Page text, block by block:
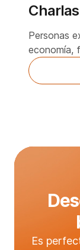
Personas
economía,
Es